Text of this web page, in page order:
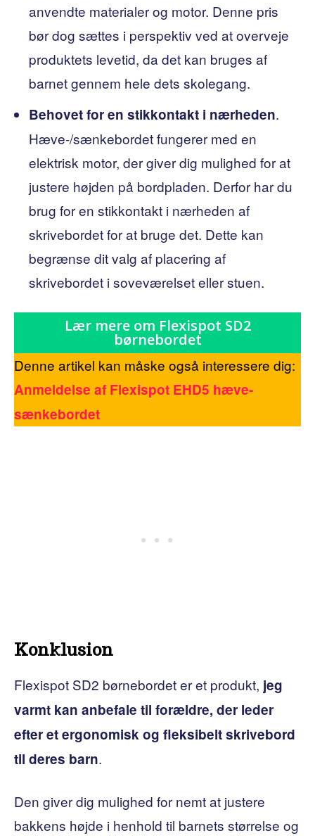
anvendte materialer og motor. Denne pris
bør dog sættes i perspektiv ved at overveje
produktets levetid, da det kan bruges af
barnet gennem hele dets skolegang.
Behovet for en stikkontakt i nærheden.
Hæve-/sænkebordet fungerer med en
elektrisk motor, der giver dig mulighed for at
justere højden på bordpladen. Derfor har du
brug for en stikkontakt i nærheden af ​​
skrivebordet for at bruge det. Dette kan
begrænse dit valg af placering af
skrivebordet i soveværelset eller stuen.
Lær mere om Flexispot SD2
børnebordet
Denne artikel kan måske også interessere dig:
Anmeldelse af Flexispot EHD5 hæve-
sænkebordet
Konklusion
Flexispot SD2 børnebordet er et produkt, jeg
varmt kan anbefale til forældre, der leder
efter et ergonomisk og fleksibelt skrivebord
til deres barn.
Den giver dig mulighed for nemt at justere
bakkens højde i henhold til barnets størrelse og